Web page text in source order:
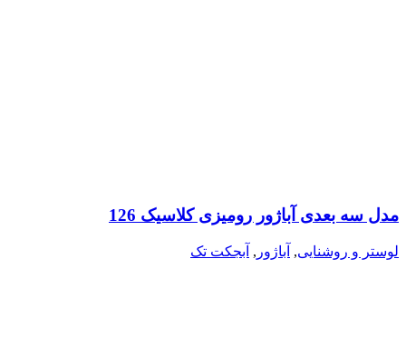
مدل سه بعدی آباژور رومیزی کلاسیک 126
لوستر و روشنایی, آباژور , آبجکت تک